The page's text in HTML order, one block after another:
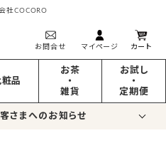
社COCORO
お問合せ マイページ カート
粧品
お茶
・
雑貨
お試し
・
定期便
さまへのお知らせ